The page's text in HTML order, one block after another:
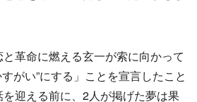
革命に燃える玄一が索に向かって
すがい”にする」ことを宣言したこと
迎える前に、2人が掲げた夢は果